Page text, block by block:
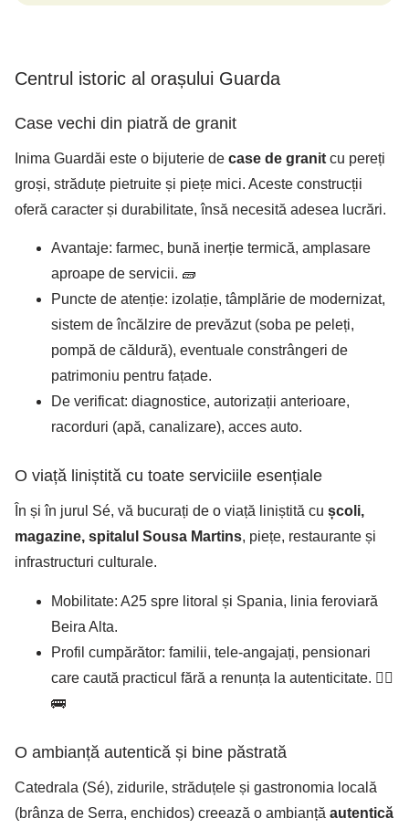
Centrul istoric al orașului Guarda
Case vechi din piatră de granit
Inima Guardăi este o bijuterie de case de granit cu pereți
groși, străduțe pietruite și piețe mici. Aceste construcții
oferă caracter și durabilitate, însă necesită adesea lucrări.
Avantaje: farmec, bună inerție termică, amplasare
aproape de servicii. 🧱
Puncte de atenție: izolație, tâmplărie de modernizat,
sistem de încălzire de prevăzut (soba pe peleți,
pompă de căldură), eventuale constrângeri de
patrimoniu pentru fațade.
De verificat: diagnostice, autorizații anterioare,
racorduri (apă, canalizare), acces auto.
O viață liniștită cu toate serviciile esențiale
În și în jurul Sé, vă bucurați de o viață liniștită cu școli,
magazine, spitalul Sousa Martins, piețe, restaurante și
infrastructuri culturale.
Mobilitate: A25 spre litoral și Spania, linia feroviară
Beira Alta.
Profil cumpărător: familii, tele-angajați, pensionari
care caută practicul fără a renunța la autenticitate. 🚶‍♀️
🚌
O ambianță autentică și bine păstrată
Catedrala (Sé), zidurile, străduțele și gastronomia locală
(brânza de Serra, enchidos) creează o ambianță autentică